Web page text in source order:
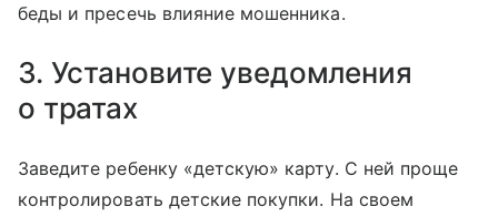
беды и пресечь влияние мошенника.
3. Установите уведомления
о тратах
Заведите ребенку «детскую» карту. С ней проще
контролировать детские покупки. На своем